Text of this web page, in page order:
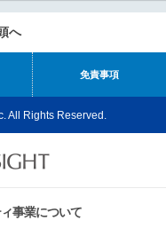
へ
免責事項
All Rights Reserved.
事業について